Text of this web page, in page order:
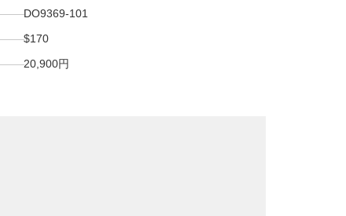
DO9369-101
$170
20,900円